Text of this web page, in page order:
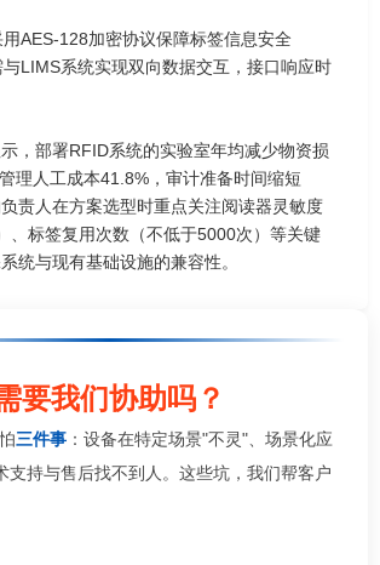
AES-128加密协议保障标签信息安全
LIMS系统实现双向数据交互，接口响应时
，部署RFID系统的实验室年均减少物资损
理人工成本41.8%，审计准备时间缩短
责人在方案选型时重点关注阅读器灵敏度
、标签复用次数（不低于5000次）等关键
统与现有基础设施的兼容性。
要我们协助吗？
三件事 ：设备在特定场景"不灵"、场景化应
支持与售后找不到人。这些坑，我们帮客户